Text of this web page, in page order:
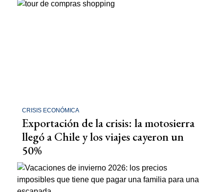
CRISIS ECONÓMICA
Exportación de la crisis: la motosierra
llegó a Chile y los viajes cayeron un
50%